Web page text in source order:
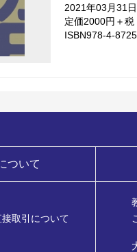
2021年03月31
定価2000円＋税
ISBN978-4-
ついて
取引について